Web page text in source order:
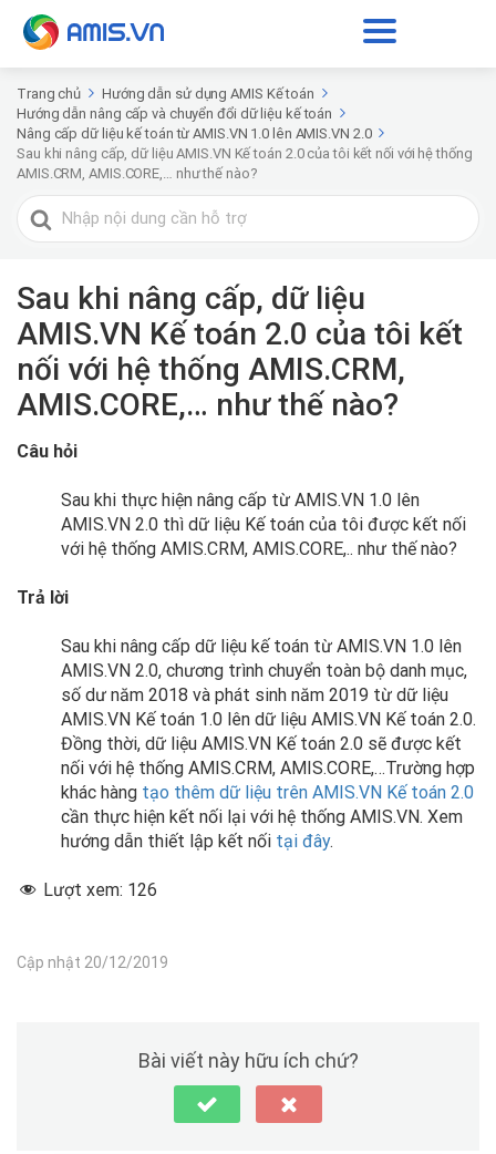
Trang chủ
Hướng dẫn sử dụng AMIS Kế toán
Hướng dẫn nâng cấp và chuyển đổi dữ liệu kế toán
Nâng cấp dữ liệu kế toán từ AMIS.VN 1.0 lên AMIS.VN 2.0
Sau khi nâng cấp, dữ liệu AMIS.VN Kế toán 2.0 của tôi kết nối với hệ thống
AMIS.CRM, AMIS.CORE,… như thế nào?
Tìm
kiếm
Sau khi nâng cấp, dữ liệu
AMIS.VN Kế toán 2.0 của tôi kết
nối với hệ thống AMIS.CRM,
AMIS.CORE,… như thế nào?
Câu hỏi
Sau khi thực hiện nâng cấp từ AMIS.VN 1.0 lên
AMIS.VN 2.0 thì dữ liệu Kế toán của tôi được kết nối
với hệ thống AMIS.CRM, AMIS.CORE,.. như thế nào?
Trả lời
Sau khi nâng cấp dữ liệu kế toán từ AMIS.VN 1.0 lên
AMIS.VN 2.0, chương trình chuyển toàn bộ danh mục,
số dư năm 2018 và phát sinh năm 2019 từ dữ liệu
AMIS.VN Kế toán 1.0 lên dữ liệu AMIS.VN Kế toán 2.0.
Đồng thời, dữ liệu AMIS.VN Kế toán 2.0 sẽ được kết
nối với hệ thống AMIS.CRM, AMIS.CORE,…Trường hợp
khác hàng tạo thêm dữ liệu trên AMIS.VN Kế toán 2.0
cần thực hiện kết nối lại với hệ thống AMIS.VN. Xem
hướng dẫn thiết lập kết nối tại đây.
Lượt xem: 126
Cập nhật 20/12/2019
Bài viết này hữu ích chứ?